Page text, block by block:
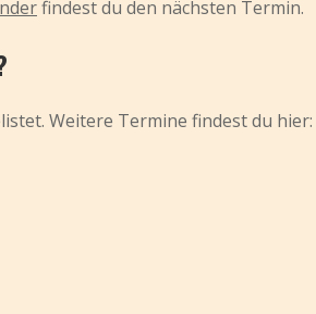
findest du den nächsten Termin.
Weitere Termine findest du hier: